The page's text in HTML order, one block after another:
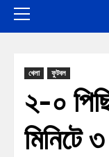
খেলা ফুটবল
২-০
মিনিটে